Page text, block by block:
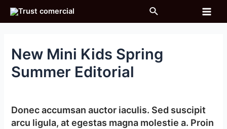
Buscar
Main
New Mini Kids Spring
Summer Editorial
Donec accumsan auctor iaculis. Sed suscipit
arcu ligula, at egestas magna molestie a. Proin